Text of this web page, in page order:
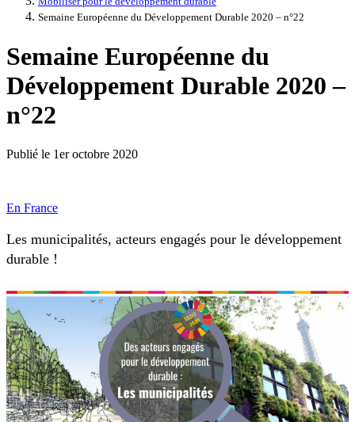
Semaine Européenne du Développement Durable 2020 – n°22
Semaine Européenne du
Développement Durable 2020 –
n°22
Publié le 1er octobre 2020
En France
Les municipalités, acteurs engagés pour le développement
durable !